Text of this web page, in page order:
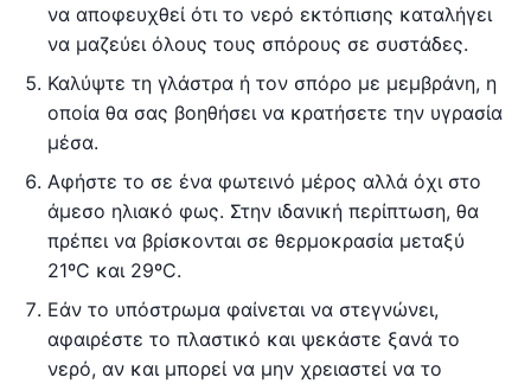
να αποφευχθεί ότι το νερό εκτόπισης καταλήγει
να μαζεύει όλους τους σπόρους σε συστάδες.
Καλύψτε τη γλάστρα ή τον σπόρο με μεμβράνη, η
οποία θα σας βοηθήσει να κρατήσετε την υγρασία
μέσα.
Αφήστε το σε ένα φωτεινό μέρος αλλά όχι στο
άμεσο ηλιακό φως. Στην ιδανική περίπτωση, θα
πρέπει να βρίσκονται σε θερμοκρασία μεταξύ
21ºC και 29ºC.
Εάν το υπόστρωμα φαίνεται να στεγνώνει,
αφαιρέστε το πλαστικό και ψεκάστε ξανά το
νερό, αν και μπορεί να μην χρειαστεί να το